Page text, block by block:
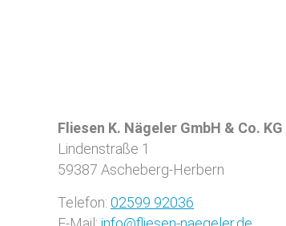
Fliesen K. Nägeler GmbH & Co. KG
Lindenstraße 1
59387 Ascheberg-Herbern
Telefon: 02599 92036